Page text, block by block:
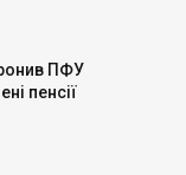
ПФУ
пенсії